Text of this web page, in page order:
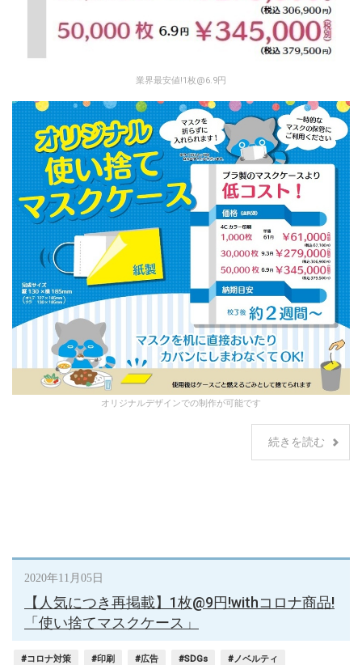
業界最安値!1枚@6.9円
オリジナルデザインでの制作が可能です
続きを読む
2020年11月05日
【人気につき再掲載】1枚@9円!withコロナ商品!
「使い捨てマスクケース」
#コロナ対策 #印刷 #広告 #SDGs #ノベルティ